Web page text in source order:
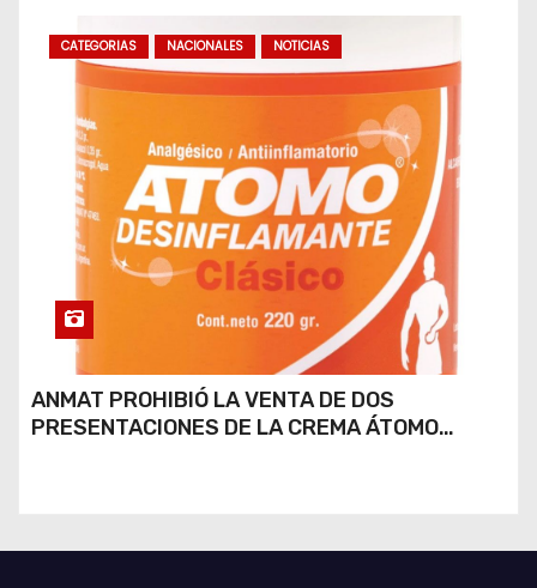
CATEGORIAS NACIONALES NOTICIAS
ANMAT PROHIBIÓ LA VENTA DE DOS
PRESENTACIONES DE LA CREMA ÁTOMO